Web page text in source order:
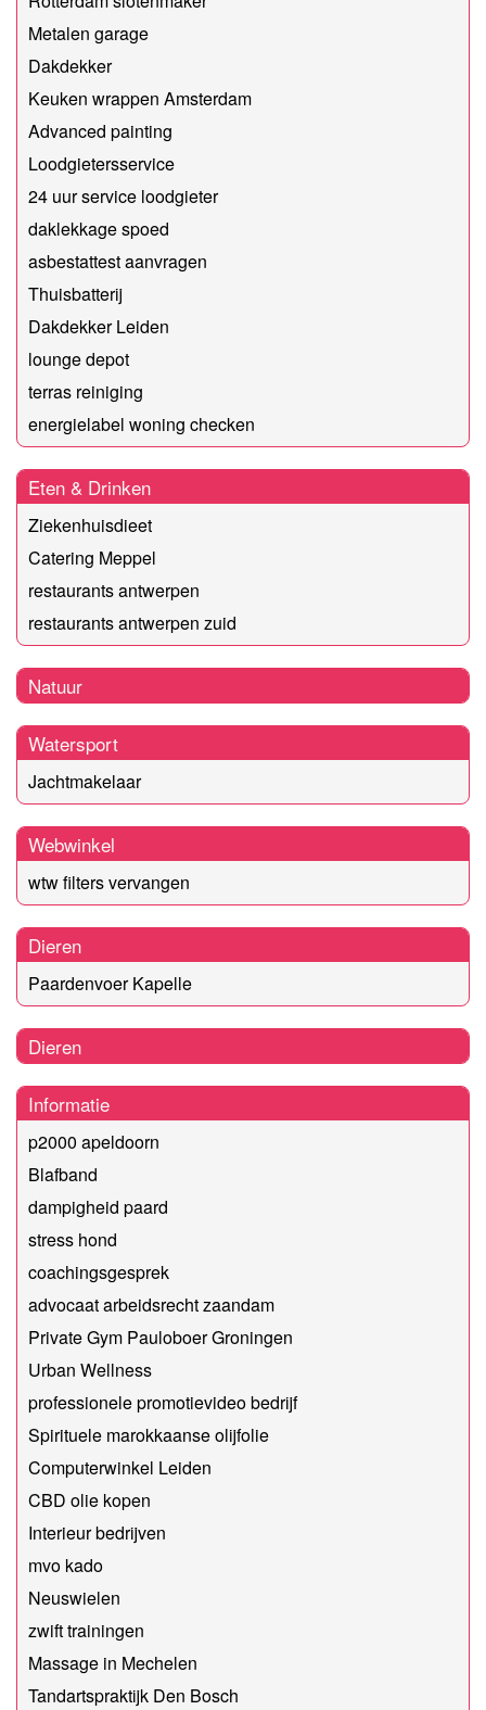
Metalen garage
Dakdekker
Keuken wrappen Amsterdam
Advanced painting
Loodgietersservice
24 uur service loodgieter
daklekkage spoed
asbestattest aanvragen
Thuisbatterij
Dakdekker Leiden
lounge depot
terras reiniging
energielabel woning checken
Eten & Drinken
Ziekenhuisdieet
Catering Meppel
restaurants antwerpen
restaurants antwerpen zuid
Natuur
Watersport
Jachtmakelaar
Webwinkel
wtw filters vervangen
Dieren
Paardenvoer Kapelle
Dieren
Informatie
p2000 apeldoorn
Blafband
dampigheid paard
stress hond
coachingsgesprek
advocaat arbeidsrecht zaandam
Private Gym Pauloboer Groningen
Urban Wellness
professionele promotievideo bedrijf
Spirituele marokkaanse olijfolie
Computerwinkel Leiden
CBD olie kopen
Interieur bedrijven
mvo kado
Neuswielen
zwift trainingen
Massage in Mechelen
Tandartspraktijk Den Bosch